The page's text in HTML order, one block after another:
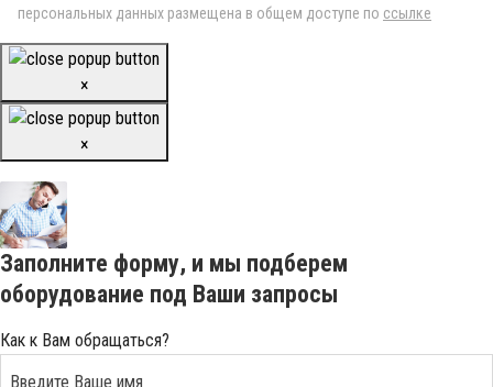
персональных данных размещена в общем доступе по ссылке
×
×
Заполните форму, и мы подберем
оборудование под Ваши запросы
Как к Вам обращаться?